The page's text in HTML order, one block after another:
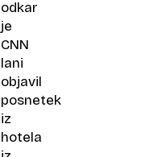
odkar
je
CNN
lani
objavil
posnetek
iz
hotela